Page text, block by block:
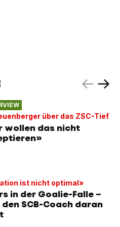
über das ZSC-Tief
wollen das nicht
ist nicht optimal»
in der Goalie-Falle –
SCB-Coach daran